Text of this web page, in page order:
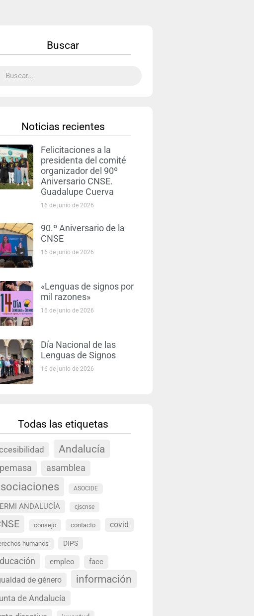
Buscar
Noticias recientes
Felicitaciones a la
presidenta del comité
organizador del 90º
Aniversario CNSE.
Guadalupe Cuerva
16 de junio de 2026
90.º Aniversario de la
CNSE
16 de junio de 2026
«Lenguas de signos por
mil razones»
16 de junio de 2026
Día Nacional de las
Lenguas de Signos
16 de junio de 2026
Todas las etiquetas
Andalucía
asamblea
ASOCIDE
ANDALUCÍA cjscnse
consejo contacto covid
humanos DIPS
empleo facc
de género información
de Andalucía